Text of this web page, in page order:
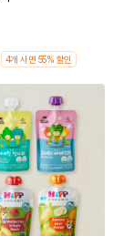
4개 사면 55% 할인